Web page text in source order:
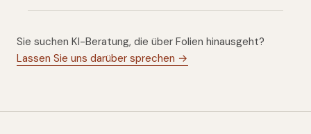
Sie suchen KI-Beratung, die über Folien hinausgeht?
Lassen Sie uns darüber sprechen →